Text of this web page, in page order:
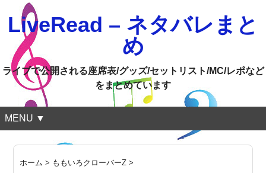
LiveRead – ネタバレまと
め
ライブで公開される座席表/グッズ/セットリスト/MC/レポなど
をまとめています
MENU ▼
ホーム > ももいろクローバーZ >